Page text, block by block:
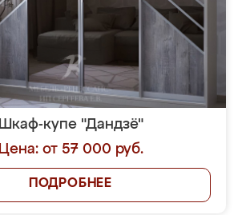
Шкаф-купе "Дандзё"
Цена: от 57 000 руб.
ПОДРОБНЕЕ